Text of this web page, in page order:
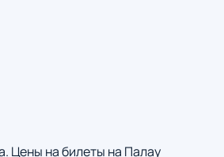
Цены на билеты на Палау